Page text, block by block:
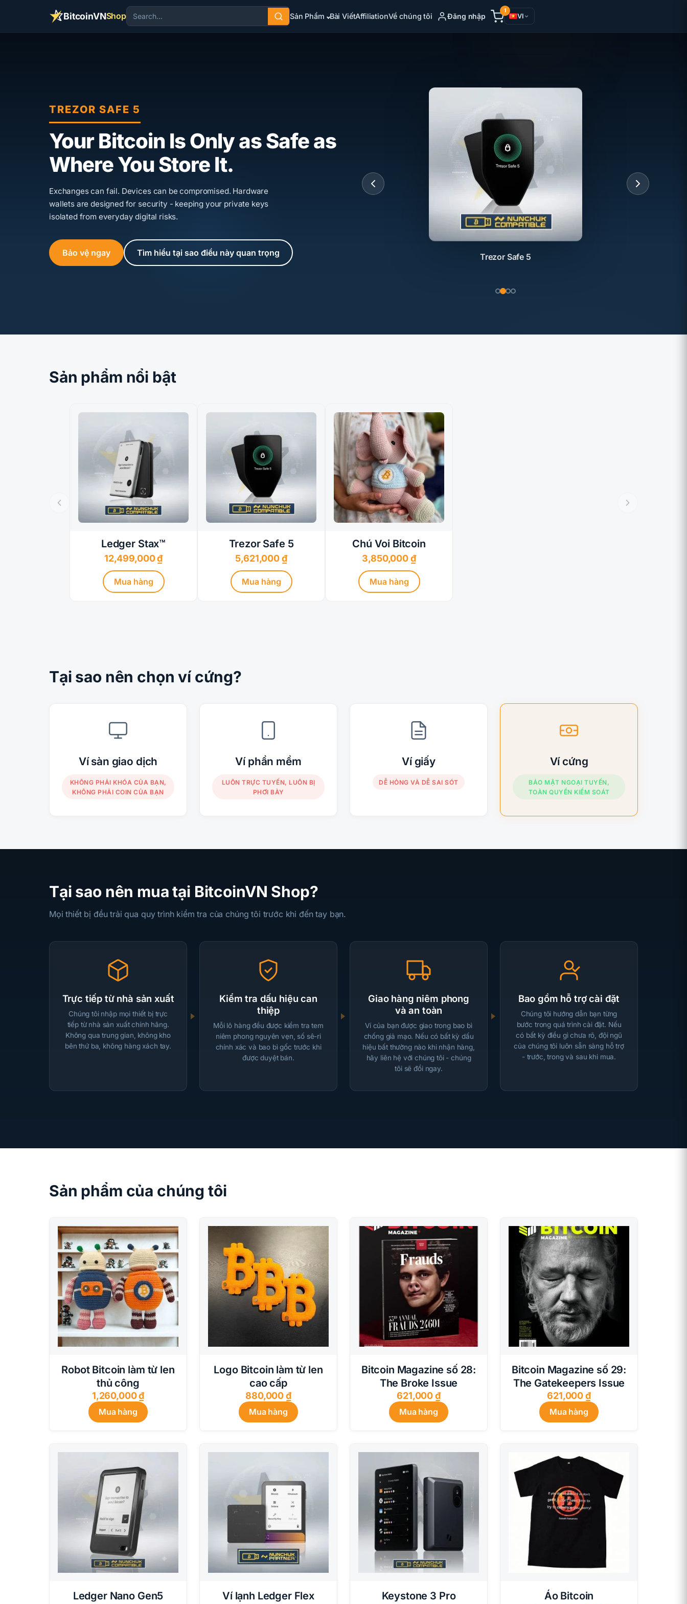
BitcoinVNShop Sản Phẩm Bài ViếtAffiliationVề chúng tôi Đăng nhập
1
VI
TREZOR SAFE 5
Your Bitcoin Is Only as Safe as
Where You Store It.
Exchanges can fail. Devices can be compromised. Hardware
wallets are designed for security - keeping your private keys
isolated from everyday digital risks.
Bảo vệ ngay Tìm hiểu tại sao điều này quan trọng Trezor Safe 5
Sản phẩm nổi bật
Ledger Stax™
12,499,000₫
Mua hàng
Trezor Safe 5
5,621,000₫
Mua hàng
Chú Voi Bitcoin
3,850,000₫
Mua hàng
Tại sao nên chọn ví cứng?
Ví sàn giao dịch
KHÔNG PHẢI KHÓA CỦA BẠN,
KHÔNG PHẢI COIN CỦA BẠN
Ví phần mềm
LUÔN TRỰC TUYẾN, LUÔN BỊ
PHƠI BÀY
Ví giấy
DỄ HỎNG VÀ DỄ SAI SÓT
Ví cứng
BẢO MẬT NGOẠI TUYẾN,
TOÀN QUYỀN KIỂM SOÁT
Tại sao nên mua tại BitcoinVN Shop?
Mọi thiết bị đều trải qua quy trình kiểm tra của chúng tôi trước khi đến tay bạn.
Trực tiếp từ nhà sản xuất
Chúng tôi nhập mọi thiết bị trực
tiếp từ nhà sản xuất chính hãng.
Không qua trung gian, không kho
bên thứ ba, không hàng xách tay.
Kiểm tra dấu hiệu can
thiệp
Mỗi lô hàng đều được kiểm tra tem
niêm phong nguyên vẹn, số sê-ri
chính xác và bao bì gốc trước khi
được duyệt bán.
Giao hàng niêm phong
và an toàn
Ví của bạn được giao trong bao bì
chống giả mạo. Nếu có bất kỳ dấu
hiệu bất thường nào khi nhận hàng,
hãy liên hệ với chúng tôi - chúng
tôi sẽ đổi ngay.
Bao gồm hỗ trợ cài đặt
Chúng tôi hướng dẫn bạn từng
bước trong quá trình cài đặt. Nếu
có bất kỳ điều gì chưa rõ, đội ngũ
của chúng tôi luôn sẵn sàng hỗ trợ
- trước, trong và sau khi mua.
Sản phẩm của chúng tôi
Robot Bitcoin làm từ len
thủ công
1,260,000₫
Mua hàng
Logo Bitcoin làm từ len
cao cấp
880,000₫
Mua hàng
Bitcoin Magazine số 28:
The Broke Issue
621,000₫
Mua hàng
Bitcoin Magazine số 29:
The Gatekeepers Issue
621,000₫
Mua hàng
Ledger Nano Gen5 Ví lạnh Ledger Flex Keystone 3 Pro Áo Bitcoin